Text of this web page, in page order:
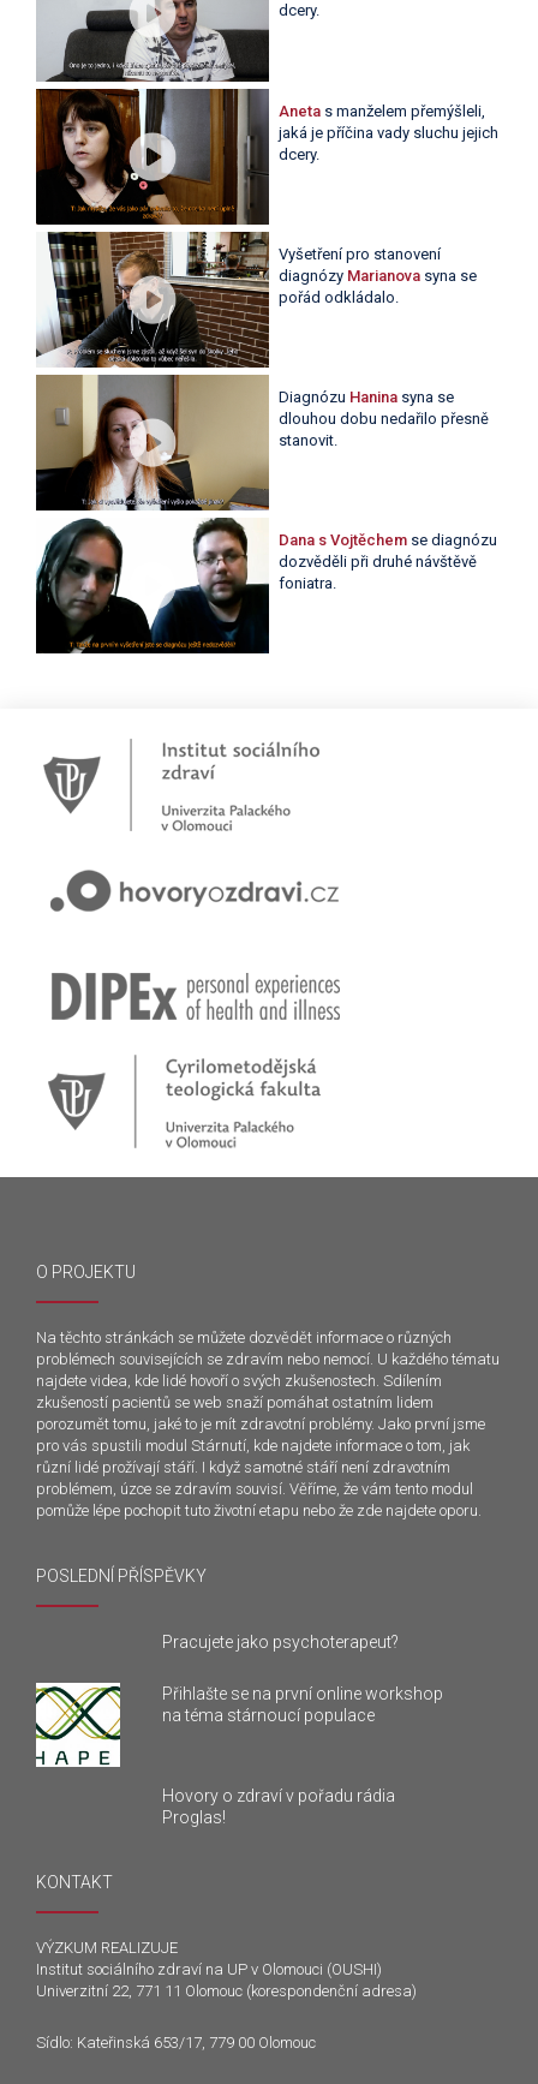
dcery.
Aneta s manželem přemýšleli,
jaká je příčina vady sluchu jejich
dcery.
Vyšetření pro stanovení
diagnózy Marianova syna se
pořád odkládalo.
Diagnózu Hanina syna se
dlouhou dobu nedařilo přesně
stanovit.
Dana s Vojtěchemse diagnózu
dozvěděli při druhé návštěvě
foniatra.
O PROJEKTU
Na těchto stránkách se můžete dozvědět informace o různých
problémech souvisejících se zdravím nebo nemocí. U každého tématu
najdete videa, kde lidé hovoří o svých zkušenostech. Sdílením
zkušeností pacientů se web snaží pomáhat ostatním lidem
porozumět tomu, jaké to je mít zdravotní problémy. Jako první jsme
pro vás spustili modul Stárnutí, kde najdete informace o tom, jak
různí lidé prožívají stáří. I když samotné stáří není zdravotním
problémem, úzce se zdravím souvisí. Věříme, že vám tento modul
pomůže lépe pochopit tuto životní etapu nebo že zde najdete oporu.
POSLEDNÍ PŘÍSPĚVKY
Pracujete jako psychoterapeut?
Přihlašte se na první online workshop
na téma stárnoucí populace
Hovory o zdraví v pořadu rádia
Proglas!
KONTAKT
VÝZKUM REALIZUJE
Institut sociálního zdraví na UP v Olomouci (OUSHI)
Univerzitní 22, 771 11 Olomouc (korespondenční adresa)
Sídlo: Kateřinská 653/17, 779 00 Olomouc